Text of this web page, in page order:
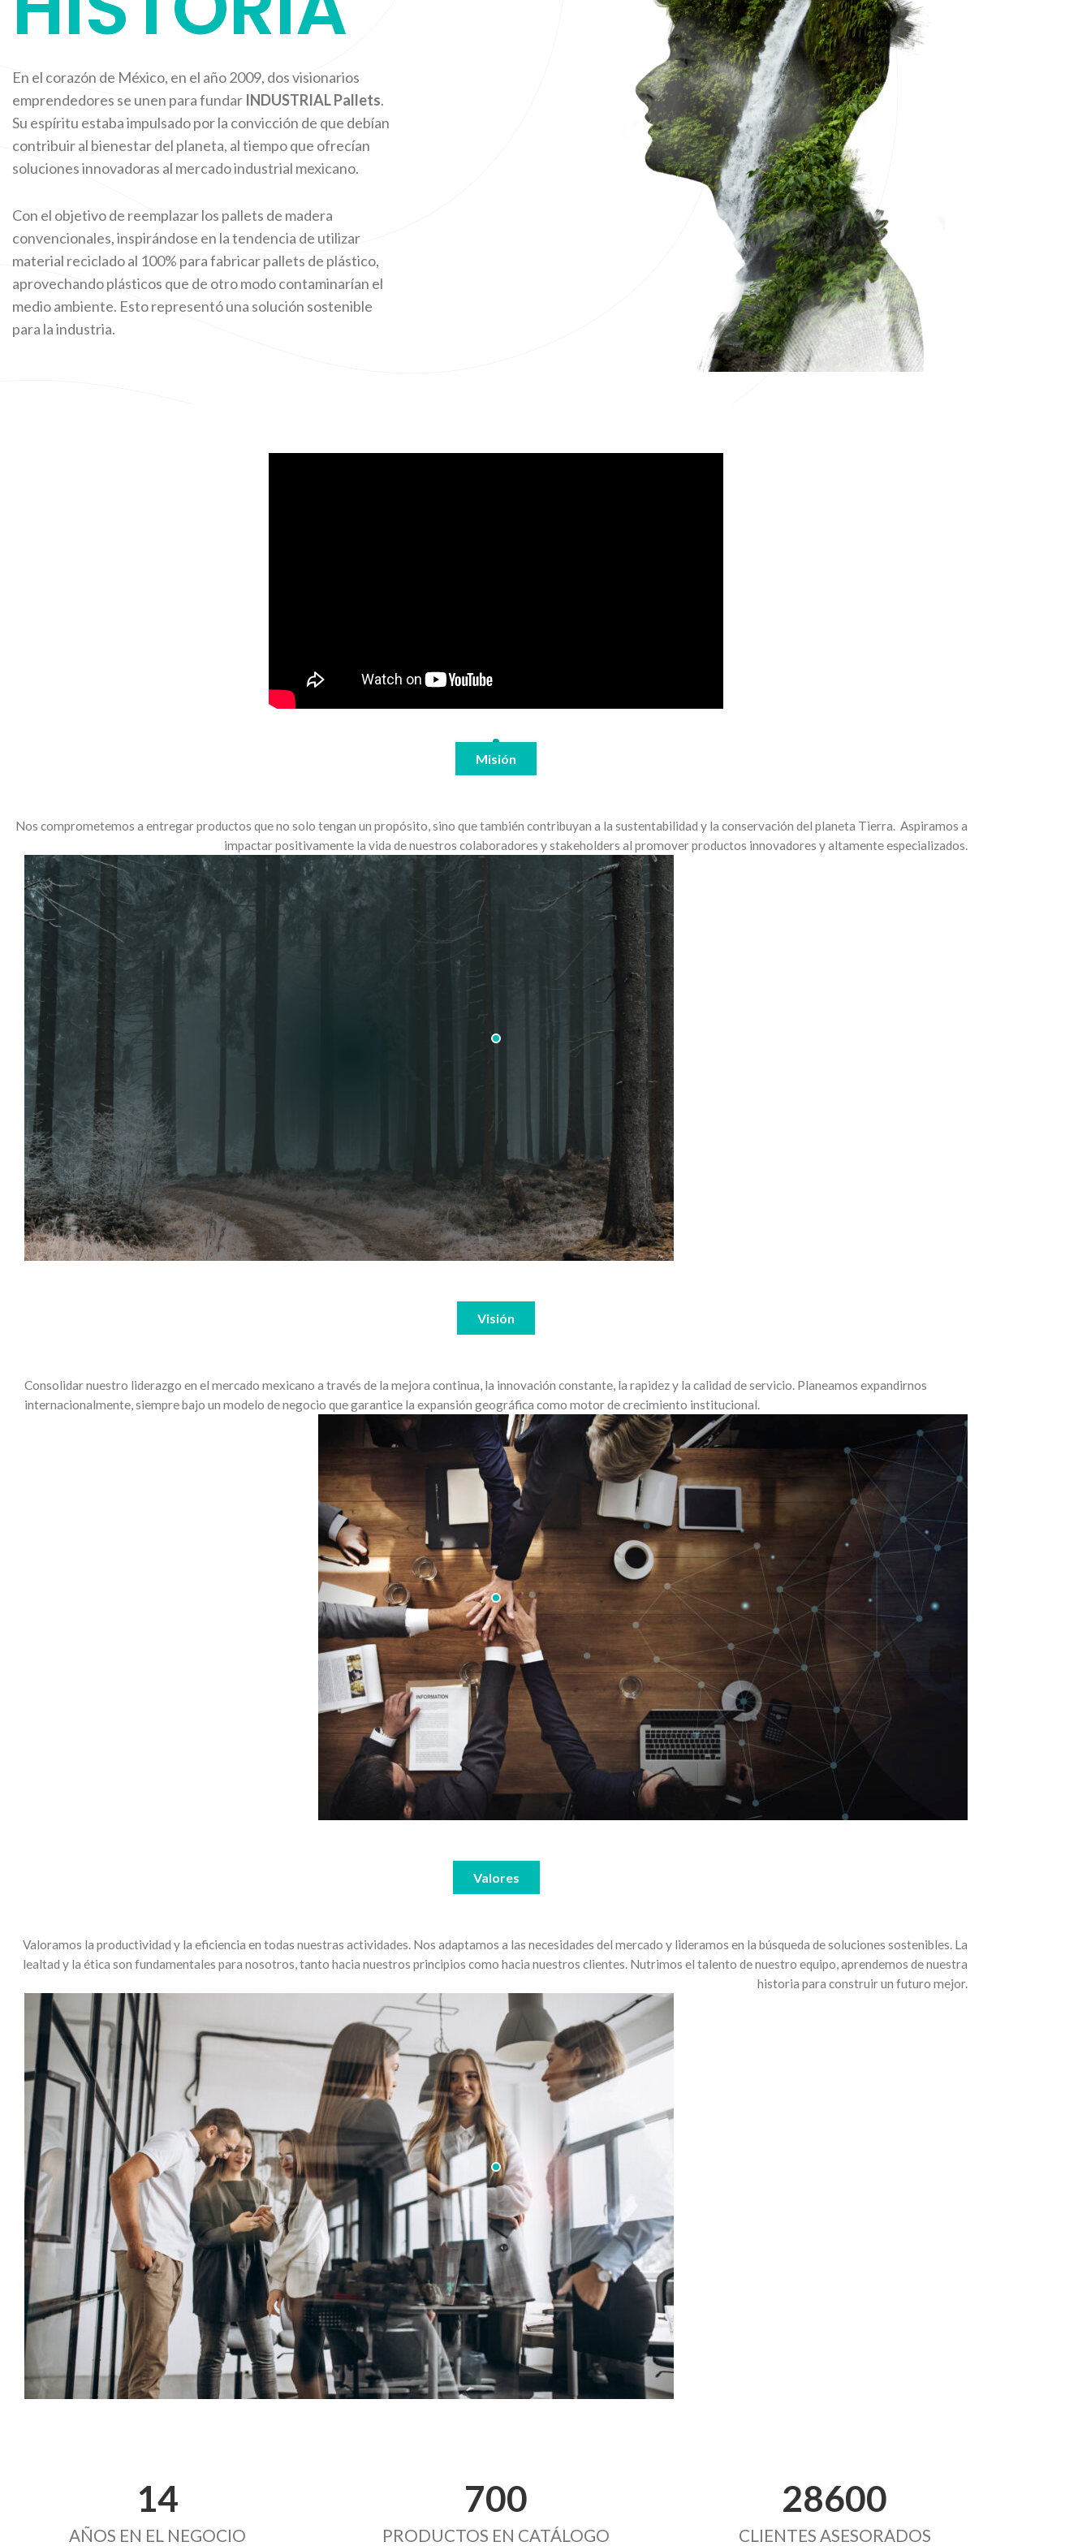
En el corazón de México, en el año 2009, dos visionarios
emprendedores se unen para fundar INDUSTRIAL Pallets.
Su espíritu estaba impulsado por la convicción de que debían
contribuir al bienestar del planeta, al tiempo que ofrecían
soluciones innovadoras al mercado industrial mexicano.
Con el objetivo de reemplazar los pallets de madera
convencionales, inspirándose en la tendencia de utilizar
material reciclado al 100% para fabricar pallets de plástico,
aprovechando plásticos que de otro modo contaminarían el
medio ambiente. Esto representó una solución sostenible
para la industria.
Misión
Nos comprometemos a entregar productos que no solo tengan un propósito, sino que también contribuyan a la sustentabilidad y la conservación del planeta Tierra. Aspiramos a
impactar positivamente la vida de nuestros colaboradores y stakeholders al promover productos innovadores y altamente especializados.
Visión
Consolidar nuestro liderazgo en el mercado mexicano a través de la mejora continua, la innovación constante, la rapidez y la calidad de servicio. Planeamos expandirnos
internacionalmente, siempre bajo un modelo de negocio que garantice la expansión geográfica como motor de crecimiento institucional.
Valores
Valoramos la productividad y la eficiencia en todas nuestras actividades. Nos adaptamos a las necesidades del mercado y lideramos en la búsqueda de soluciones sostenibles. La
lealtad y la ética son fundamentales para nosotros, tanto hacia nuestros principios como hacia nuestros clientes. Nutrimos el talento de nuestro equipo, aprendemos de nuestra
historia para construir un futuro mejor.
14
AÑOS EN EL NEGOCIO
700
PRODUCTOS EN CATÁLOGO
28600
CLIENTES ASESORADOS